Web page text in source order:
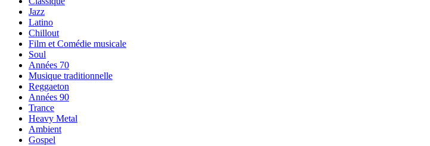
Jazz
Latino
Chillout
Film et Comédie musicale
Soul
Années 70
Musique traditionnelle
Reggaeton
Années 90
Trance
Heavy Metal
Ambient
Gospel